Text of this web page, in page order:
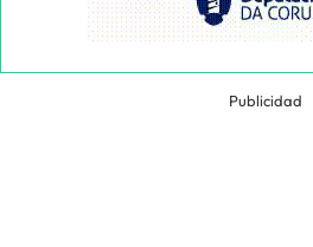
Publicidad